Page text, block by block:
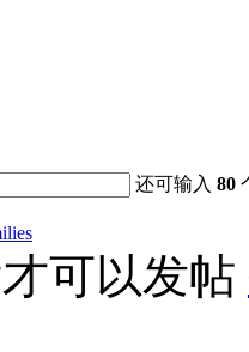
还可输入80
可以发帖